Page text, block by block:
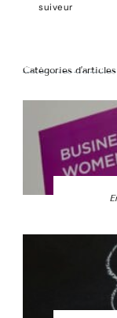
suiveur
Catégories d’articles